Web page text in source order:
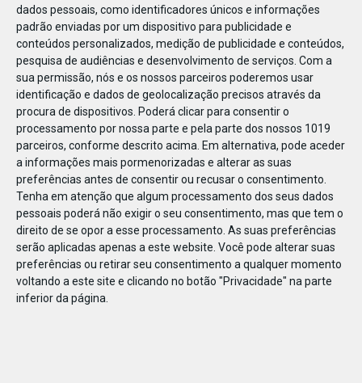
dados pessoais, como identificadores únicos e informações
padrão enviadas por um dispositivo para publicidade e
conteúdos personalizados, medição de publicidade e conteúdos,
pesquisa de audiências e desenvolvimento de serviços. Com a
sua permissão, nós e os nossos parceiros poderemos usar
identificação e dados de geolocalização precisos através da
procura de dispositivos. Poderá clicar para consentir o
processamento por nossa parte e pela parte dos nossos 1019
parceiros, conforme descrito acima. Em alternativa, pode aceder
a informações mais pormenorizadas e alterar as suas
preferências antes de consentir ou recusar o consentimento.
Tenha em atenção que algum processamento dos seus dados
pessoais poderá não exigir o seu consentimento, mas que tem o
direito de se opor a esse processamento. As suas preferências
serão aplicadas apenas a este website. Você pode alterar suas
preferências ou retirar seu consentimento a qualquer momento
voltando a este site e clicando no botão "Privacidade" na parte
inferior da página.
86607919643066